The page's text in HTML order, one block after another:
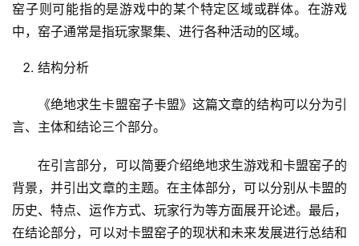
窑子则可能指的是游戏中的某个特定区域或群体。在游戏
中，窑子通常是指玩家聚集、进行各种活动的区域。
结构分析
《绝地求生卡盟窑子卡盟》这篇文章的结构可以分为引
言、主体和结论三个部分。
在引言部分，可以简要介绍绝地求生游戏和卡盟窑子的
背景，并引出文章的主题。在主体部分，可以分别从卡盟的
历史、特点、运作方式、玩家行为等方面展开论述。最后，
在结论部分，可以对卡盟窑子的现状和未来发展进行总结和